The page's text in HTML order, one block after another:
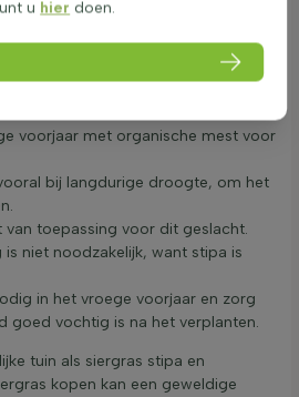
terug tot 5-10 cm om een
stimuleren.
voorjaar met organische mest voor
bij langdurige droogte, om het
van toepassing voor dit geslacht.
niet noodzakelijk, want stipa is
in het vroege voorjaar en zorg
goed vochtig is na het verplanten.
tuin als siergras stipa en
kopen kan een geweldige
u hier doen.